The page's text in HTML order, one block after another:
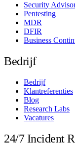
Security
Pentesting
MDR
DFIR
Business
Bedrijf
Bedrijf
Klantreferenties
Blog
Research Labs
Vacatures
24/7 Incident